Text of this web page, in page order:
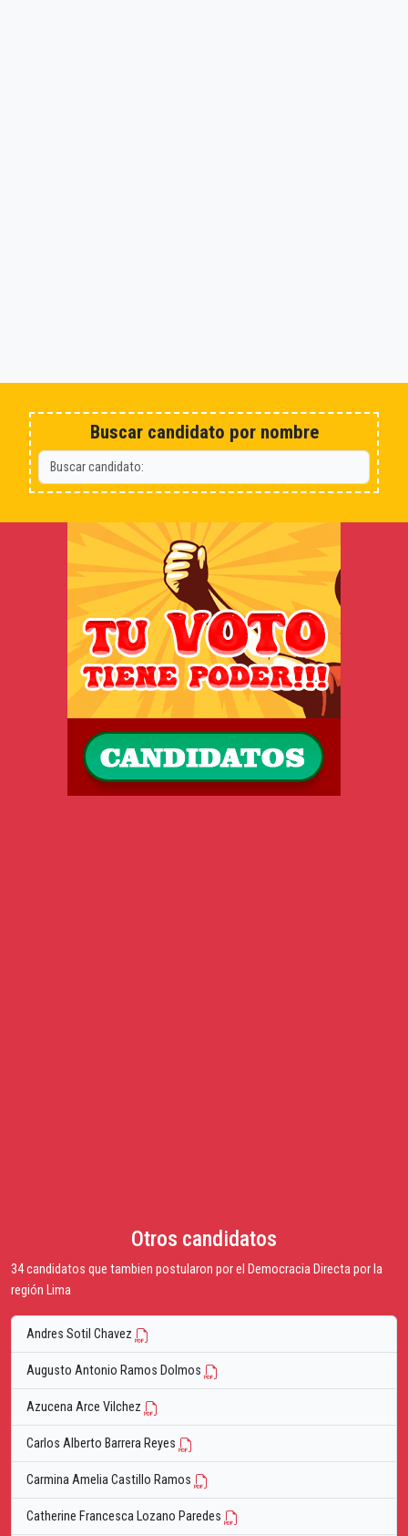
Buscar candidato por nombre
Otros candidatos
34 candidatos que tambien postularon por el Democracia Directa por la
región Lima
Andres Sotil Chavez
Augusto Antonio Ramos Dolmos
Azucena Arce Vilchez
Carlos Alberto Barrera Reyes
Carmina Amelia Castillo Ramos
Catherine Francesca Lozano Paredes